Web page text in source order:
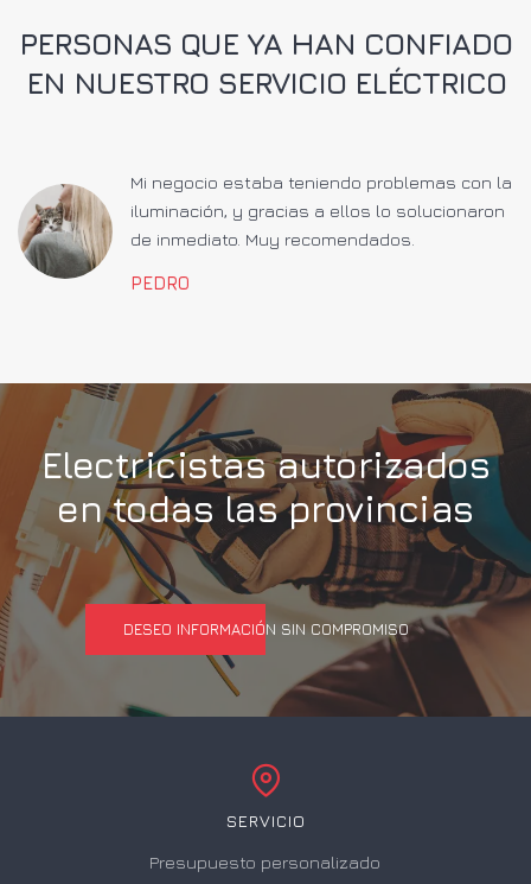
PERSONAS QUE YA HAN CONFIADO
EN NUESTRO SERVICIO ELÉCTRICO
Mi negocio estaba teniendo problemas con la
iluminación, y gracias a ellos lo solucionaron
de inmediato. Muy recomendados.
PEDRO
Electricistas autorizados
en todas las provincias
DESEO INFORMACIÓN SIN COMPROMISO
SERVICIO
Presupuesto personalizado